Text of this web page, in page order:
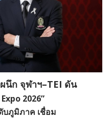
นึก จุฬาฯ–TEI ดัน
2026”
บภูมิภาค เชื่อม